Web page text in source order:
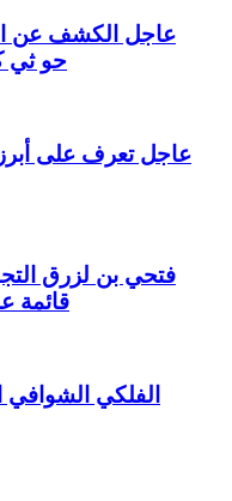
عاجل الكشف عن
حو ثي
عاجل تعرف على
فتحي بن لزرق
قائمة
الفلكي